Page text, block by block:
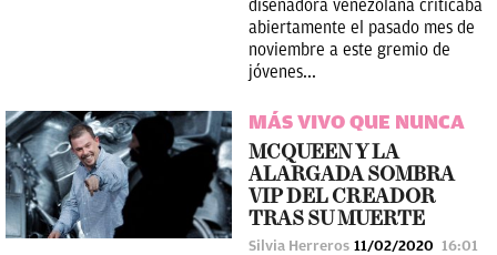
diseñadora venezolana criticaba
abiertamente el pasado mes de
noviembre a este gremio de
jóvenes...
MÁS VIVO QUE NUNCA
MCQUEEN Y LA
ALARGADA SOMBRA
VIP DEL CREADOR
TRAS SU MUERTE
Silvia Herreros 11/02/2020 16:01